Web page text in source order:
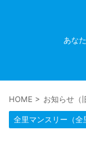
あな
HOME > お知らせ（
全里マンスリー（全